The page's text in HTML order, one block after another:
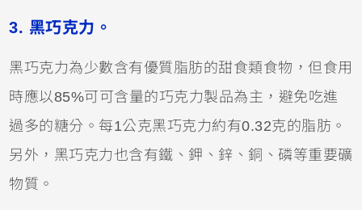
3. 黑巧克力。
黑巧克力為少數含有優質脂肪的甜食類食物，但食用
時應以85%可可含量的巧克力製品為主，避免吃進
過多的糖分。每1公克黑巧克力約有0.32克的脂肪。
另外，黑巧克力也含有鐵、鉀、鋅、銅、磷等重要礦
物質。